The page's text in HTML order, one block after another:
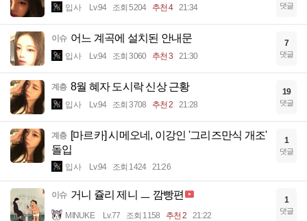
입사 Lv.94 조회 5204 추천 4 21:34 댓글
이슈 어느 계곡에 설치된 안내문
입사 Lv.94 조회 3060 추천 3 21:30
7
댓글
계층 8월 혜자 도시락 신상 근황
입사 Lv.94 조회 3708 추천 2 21:28
19
댓글
계층 [마르카] 시메오네, 이강인 '그리즈만식 개조'
돌입
입사 Lv.94 조회 1424 21:26
1
댓글
이슈 거니 쥴리 제니 ㅡ 깜빵편
MINUKE Lv.77 조회 1158 추천 2 21:22
1
댓글